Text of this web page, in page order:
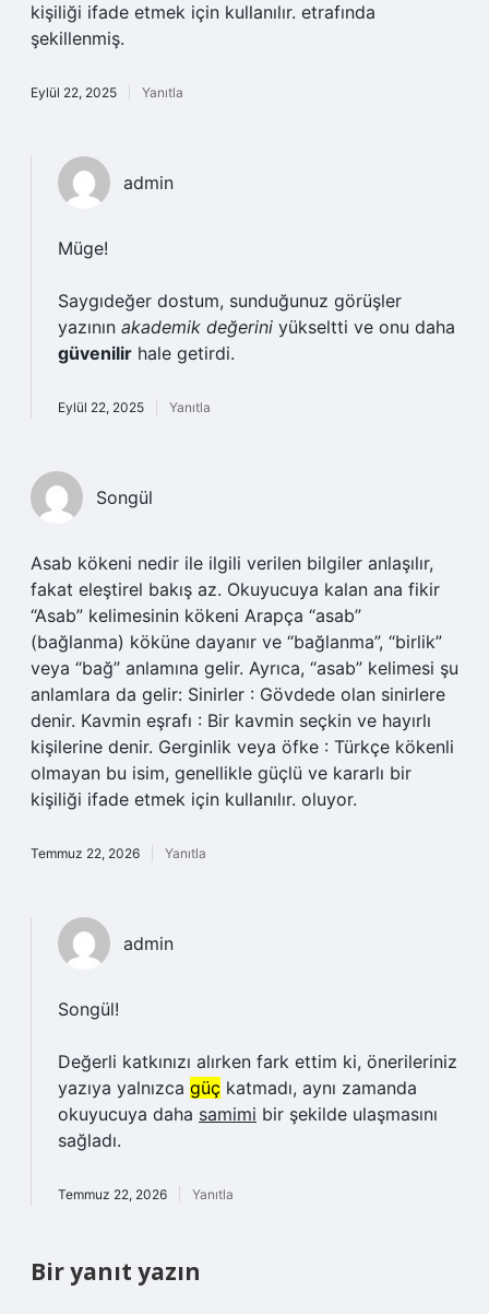
kişiliği ifade etmek için kullanılır. etrafında
şekillenmiş.
Eylül 22, 2025 Yanıtla
admin
Müge!
Saygıdeğer dostum, sunduğunuz görüşler
yazının akademik değerini yükseltti ve onu daha
güvenilir hale getirdi.
Eylül 22, 2025 Yanıtla
Songül
Asab kökeni nedir ile ilgili verilen bilgiler anlaşılır,
fakat eleştirel bakış az. Okuyucuya kalan ana fikir
“Asab” kelimesinin kökeni Arapça “asab”
(bağlanma) köküne dayanır ve “bağlanma”, “birlik”
veya “bağ” anlamına gelir. Ayrıca, “asab” kelimesi şu
anlamlara da gelir: Sinirler : Gövdede olan sinirlere
denir. Kavmin eşrafı : Bir kavmin seçkin ve hayırlı
kişilerine denir. Gerginlik veya öfke : Türkçe kökenli
olmayan bu isim, genellikle güçlü ve kararlı bir
kişiliği ifade etmek için kullanılır. oluyor.
Temmuz 22, 2026 Yanıtla
admin
Songül!
Değerli katkınızı alırken fark ettim ki, önerileriniz
yazıya yalnızca güç katmadı, aynı zamanda
okuyucuya daha samimi bir şekilde ulaşmasını
sağladı.
Temmuz 22, 2026 Yanıtla
Bir yanıt yazın